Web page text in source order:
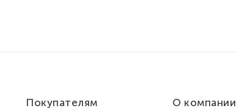
Покупателям О компании